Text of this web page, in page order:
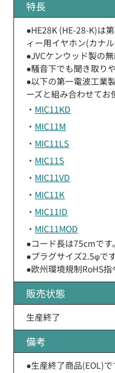
特長
●HE28K (HE-28-K)は
ィー用イヤホン(カナル
●JVCケンウッド製の
●騒音下でも聞き取り
●以下の第一電波工業
ーズと組み合わせてお
・ MIC11KD
・ MIC11M
・ MIC11LS
・ MIC11S
・ MIC11VD
・ MIC11K
・ MIC11ID
・ MIC11MOD
●コード長は75cmです。
●プラグサイズ2.5φです
●欧州環境規制RoHS指
販売状態
生産終了
備考
●生産終了商品(EOL)